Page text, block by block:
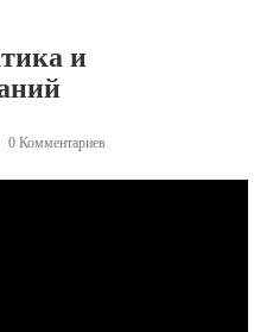
и
0 Комментариев